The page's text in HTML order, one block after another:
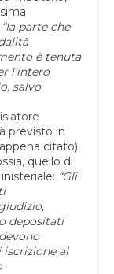
“la parte che
è tenuta
l’intero
salvo
previsto in
citato)
quello di
“Gli
depositati
iscrizione al